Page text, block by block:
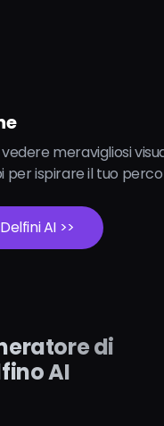
meravigliosi
per ispirare il tuo
AI >>
di
AI